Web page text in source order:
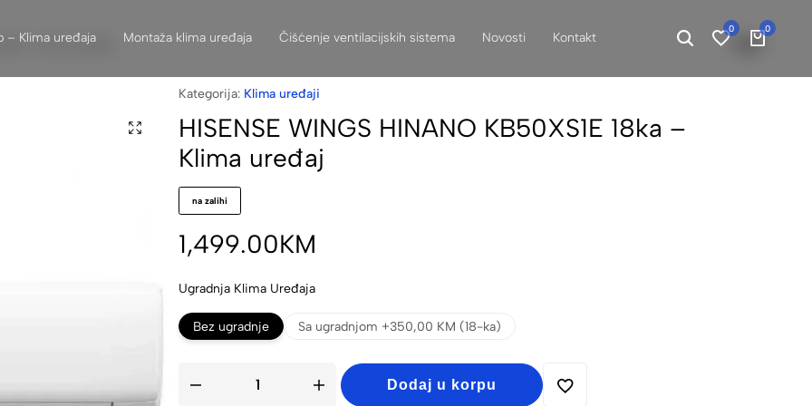
– Klima uređaja Montaža klima uređaja Čišćenje ventilacijskih sistema Novosti Kontakt
0 0
– Klima uređaj
Kategorija: Klima uređaji
HISENSE WINGS HINANO KB50XS1E 18ka –
Klima uređaj
na zalihi
1,499.00KM
Ugradnja Klima Uređaja
Bez ugradnje Sa ugradnjom +350,00 KM (18-ka)
Dodaj u korpu